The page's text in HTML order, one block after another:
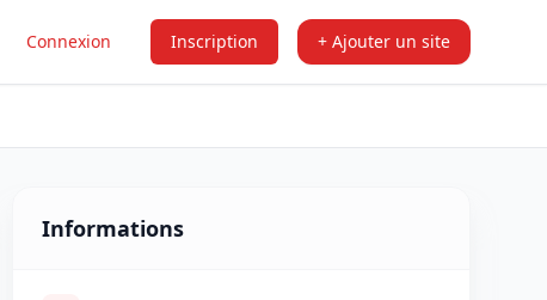
Connexion Inscription + Ajouter un site
Informations